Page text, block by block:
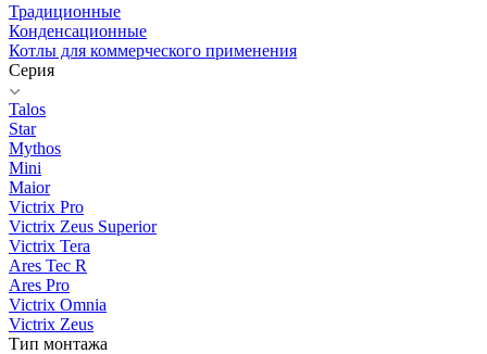
Традиционные
Конденсационные
Котлы для коммерческого применения
Серия
Talos
Star
Mythos
Mini
Maior
Victrix Pro
Victrix Zeus Superior
Victrix Tera
Ares Tec R
Ares Pro
Victrix Omnia
Victrix Zeus
Тип монтажа